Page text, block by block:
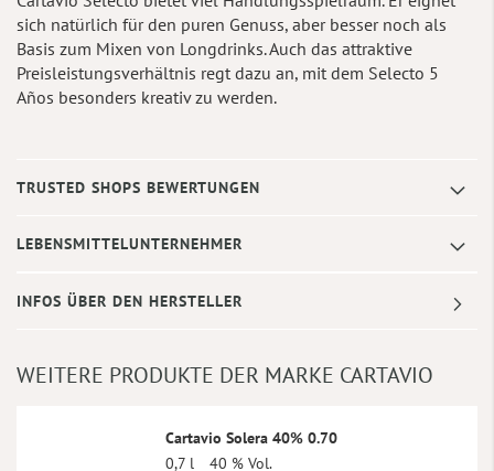
sich natürlich für den puren Genuss, aber besser noch als
Basis zum Mixen von Longdrinks. Auch das attraktive
Preisleistungsverhältnis regt dazu an, mit dem Selecto 5
Años besonders kreativ zu werden.
TRUSTED SHOPS BEWERTUNGEN
LEBENSMITTELUNTERNEHMER
INFOS ÜBER DEN HERSTELLER
WEITERE PRODUKTE DER MARKE CARTAVIO
Cartavio Solera 40% 0.70
0,7 l
40 % Vol.